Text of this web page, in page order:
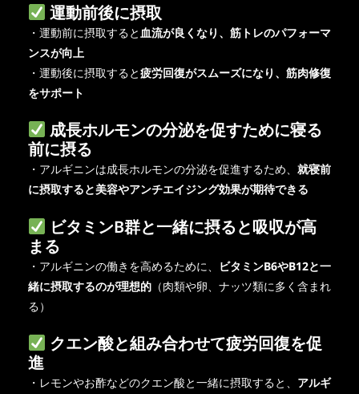
運動前後に摂取
・運動前に摂取すると血流が良くなり、筋トレのパフォーマ
ンスが向上
・運動後に摂取すると疲労回復がスムーズになり、筋肉修復
をサポート
成長ホルモンの分泌を促すために寝る
前に摂る
・アルギニンは成長ホルモンの分泌を促進するため、 就寝前
に摂取すると美容やアンチエイジング効果が期待できる
ビタミンB群と一緒に摂ると吸収が高
まる
・アルギニンの働きを高めるために、
ビタミンB6やB12と一
緒に摂取するのが理想的（肉類や卵、ナッツ類に多く含まれ
る）
クエン酸と組み合わせて疲労回復を促
進
・レモンやお酢などのクエン酸と一緒に摂取すると、 アルギ